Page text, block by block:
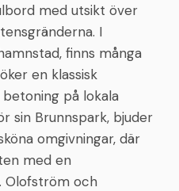
med utsikt över
I
finns många
en klassisk
på lokala
sin Brunnspark, bjuder
omgivningar, där
med en
Olofström och